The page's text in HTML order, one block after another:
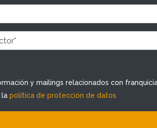
y mailings relacionados con
la política de protección de datos